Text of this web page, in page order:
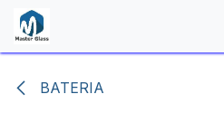
Ir al contenido
BATERIA